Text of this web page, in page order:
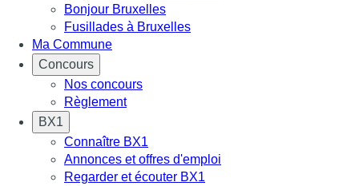
Bonjour Bruxelles
Fusillades à Bruxelles
Ma Commune
Concours
Nos concours
Règlement
BX1
Connaître BX1
Annonces et offres d'emploi
Regarder et écouter BX1